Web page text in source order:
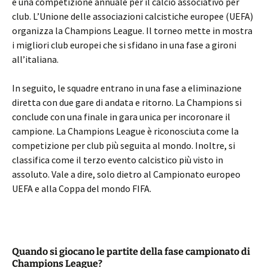
club. L’Unione delle associazioni calcistiche europee (UEFA)
organizza la Champions League. Il torneo mette in mostra
i migliori club europei che si sfidano in una fase a gironi
all’italiana.
In seguito, le squadre entrano in una fase a eliminazione
diretta con due gare di andata e ritorno. La Champions si
conclude con una finale in gara unica per incoronare il
campione. La Champions League è riconosciuta come la
competizione per club più seguita al mondo. Inoltre, si
classifica come il terzo evento calcistico più visto in
assoluto. Vale a dire, solo dietro al Campionato europeo
UEFA e alla Coppa del mondo FIFA.
Quando si giocano le partite della fase campionato di
Champions League?